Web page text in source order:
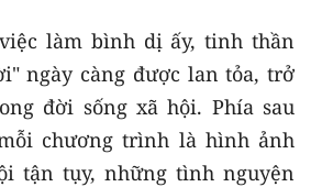
làm bình dị ấy, tinh thần
ngày càng được lan tỏa, trở
đời sống xã hội. Phía sau
chương trình là hình ảnh
tận tụy, những tình nguyện